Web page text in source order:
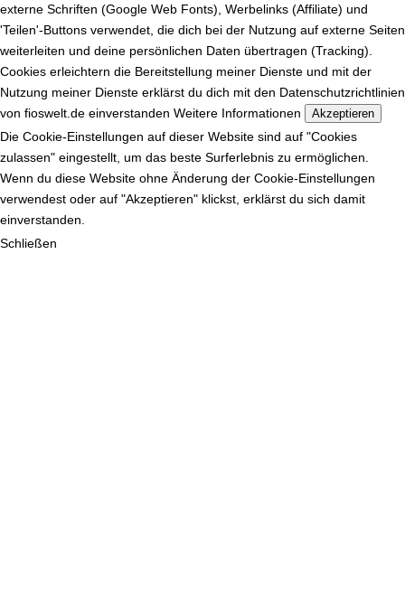
externe Schriften (Google Web Fonts), Werbelinks (Affiliate) und
'Teilen'-Buttons verwendet, die dich bei der Nutzung auf externe Seiten
weiterleiten und deine persönlichen Daten übertragen (Tracking).
Cookies erleichtern die Bereitstellung meiner Dienste und mit der
Nutzung meiner Dienste erklärst du dich mit den Datenschutzrichtlinien
von fioswelt.de einverstanden Weitere Informationen Akzeptieren
Die Cookie-Einstellungen auf dieser Website sind auf "Cookies
zulassen" eingestellt, um das beste Surferlebnis zu ermöglichen.
Wenn du diese Website ohne Änderung der Cookie-Einstellungen
verwendest oder auf "Akzeptieren" klickst, erklärst du sich damit
einverstanden.
Schließen